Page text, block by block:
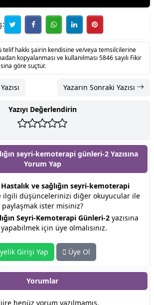
telif hakkı şairin kendisine ve/veya temsilcilerine
kopyalanması ve kullanılması 5846 sayılı Fikir
göre suçtur.
Yazarın Sonraki Yazısı
Yazıyı Değerlendirin
seyri-kemoterapi günleri-2 Yazısına
Yorum Yap
Hastalık ve sağlığın seyri-kemoterapi
ilgili düşüncelerinizi diğer okuyucular ile
paylaşmak ister misiniz?
Seyri-Kemoterapi Günleri-2yazısına
için üye olmalısınız.
Girişi Yap Üye Ol
Yorumlar
henüz yorum yazılmamış.